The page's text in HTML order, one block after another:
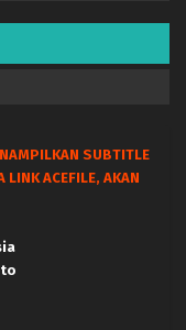
SUBTITLE
LINK ACEFILE, AKAN